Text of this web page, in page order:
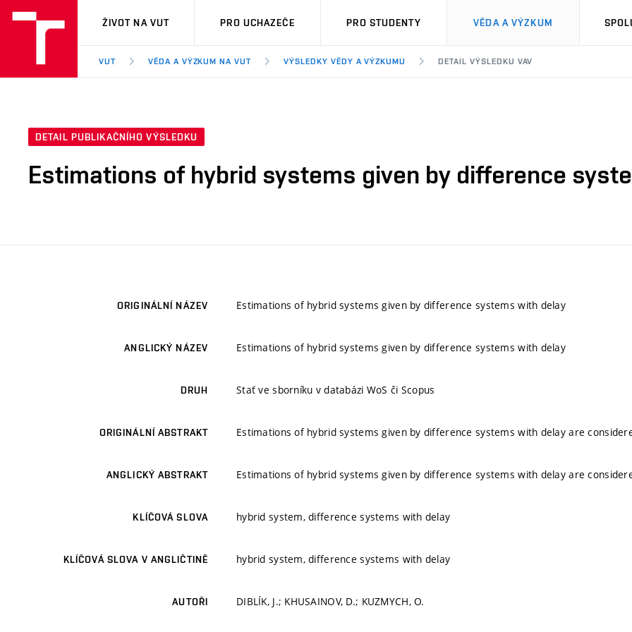
VUT
ŽIVOT NA VUT PRO UCHAZEČE PRO STUDENTY VĚDA A VÝZKUM
VUT VĚDA A VÝZKUM NA VUT VÝSLEDKY VĚDY A VÝZKUMU DETAIL VÝSLEDKU VAV
DETAIL PUBLIKAČNÍHO VÝSLEDKU
Estimations of hybrid systems given by difference
ORIGINÁLNÍ NÁZEV Estimations of hybrid systems given by difference systems with delay
ANGLICKÝ NÁZEV Estimations of hybrid systems given by difference systems with delay
DRUH Stať ve sborníku v databázi WoS či Scopus
ORIGINÁLNÍ ABSTRAKT Estimations of hybrid systems given by difference systems with delay are
ANGLICKÝ ABSTRAKT Estimations of hybrid systems given by difference systems with delay are
KLÍČOVÁ SLOVA hybrid system, difference systems with delay
KLÍČOVÁ SLOVA V ANGLIČTINĚ hybrid system, difference systems with delay
AUTOŘI DIBLÍK, J.; KHUSAINOV, D.; KUZMYCH, O.